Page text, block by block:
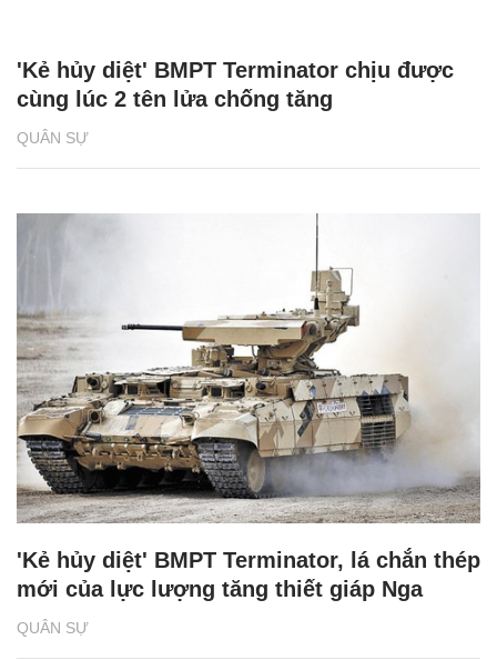
QUÂN SỰ
'Kẻ hủy diệt' BMPT Terminator chịu được
cùng lúc 2 tên lửa chống tăng
QUÂN SỰ
'Kẻ hủy diệt' BMPT Terminator, lá chắn thép
mới của lực lượng tăng thiết giáp Nga